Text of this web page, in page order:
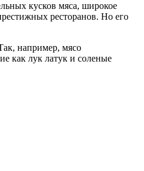
кусков мяса, широкое
ресторанов. Но его
например, мясо
как лук латук и соленые